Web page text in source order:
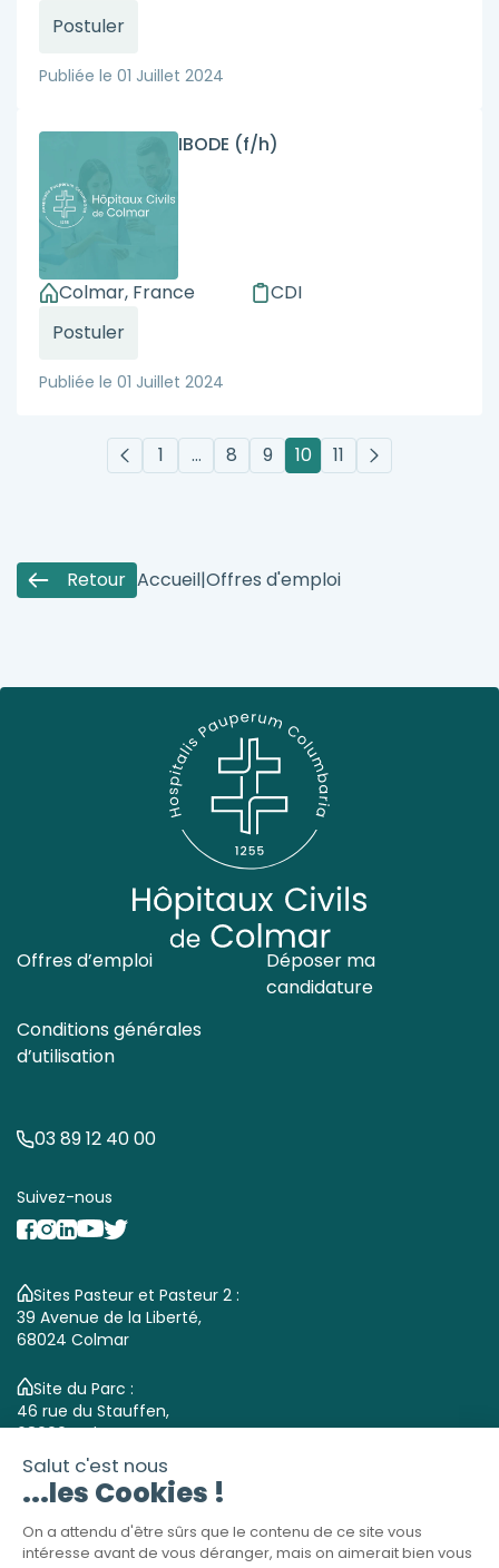
Postuler
Publiée le 01 Juillet 2024
IBODE (f/h)
Colmar, France
CDI
Postuler
Publiée le 01 Juillet 2024
1 … 8 9 10 11
Retour Accueil|Offres d'emploi
Offres d’emploi
Déposer ma
candidature
Conditions générales
d’utilisation
03 89 12 40 00
Suivez-nous
Sites Pasteur et Pasteur 2 :
39 Avenue de la Liberté,
68024 Colmar
Site du Parc :
46 rue du Stauffen,
68000 Colmar
Site du Centre pour personnes âgées :
122 rue du Logelbach,
68000 Colmar